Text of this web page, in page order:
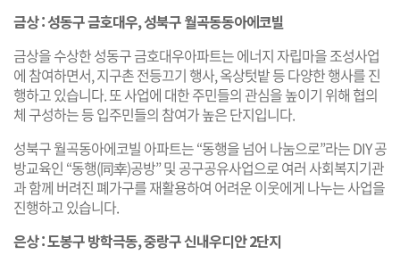
금상 : 성동구 금호대우, 성북구 월곡동동아에코빌
금상을 수상한 성동구 금호대우아파트는 에너지 자립마을 조성사업
에 참여하면서, 지구촌 전등끄기 행사, 옥상텃밭 등 다양한 행사를 진
행하고 있습니다. 또 사업에 대한 주민들의 관심을 높이기 위해 협의
체 구성하는 등 입주민들의 참여가 높은 단지입니다.
성북구 월곡동아에코빌 아파트는 “동행을 넘어 나눔으로”라는 DIY 공
방교육인 “동행(同幸)공방” 및 공구공유사업으로 여러 사회복지기관
과 함께 버려진 폐가구를 재활용하여 어려운 이웃에게 나누는 사업을
진행하고 있습니다.
은상 : 도봉구 방학극동, 중랑구 신내우디안 2단지